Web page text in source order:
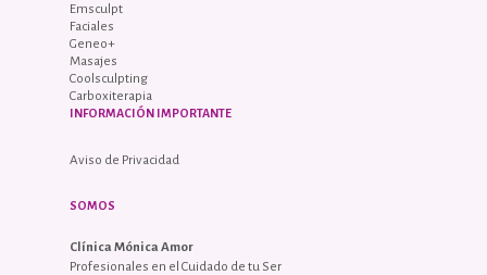
Emsculpt
Faciales
Geneo+
Masajes
Coolsculpting
Carboxiterapia
INFORMACIÓN IMPORTANTE
Aviso de Privacidad
SOMOS
Clínica Mónica Amor
Profesionales en el Cuidado de tu Ser